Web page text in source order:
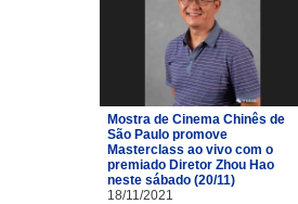
Mostra de Cinema Chinês de
São Paulo promove
Masterclass ao vivo com o
premiado Diretor Zhou Hao
neste sábado (20/11)
18/11/2021